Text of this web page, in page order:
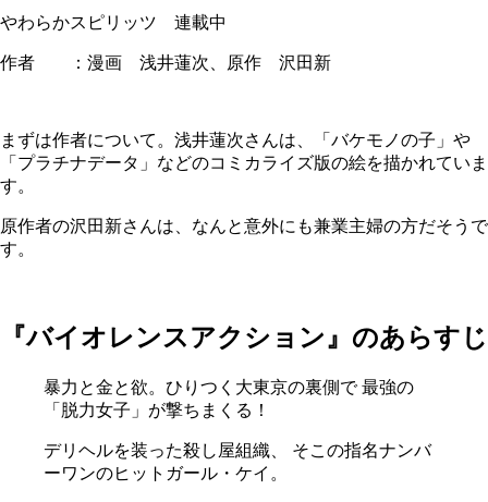
やわらかスピリッツ 連載中
作者 ：漫画 浅井蓮次、原作 沢田新
まずは作者について。浅井蓮次さんは、「バケモノの子」や
「プラチナデータ」などのコミカライズ版の絵を描かれていま
す。
原作者の沢田新さんは、なんと意外にも兼業主婦の方だそうで
す。
『バイオレンスアクション』のあらすじ
暴力と金と欲。ひりつく大東京の裏側で 最強の
「脱力女子」が撃ちまくる！
デリヘルを装った殺し屋組織、 そこの指名ナンバ
ーワンのヒットガール・ケイ。